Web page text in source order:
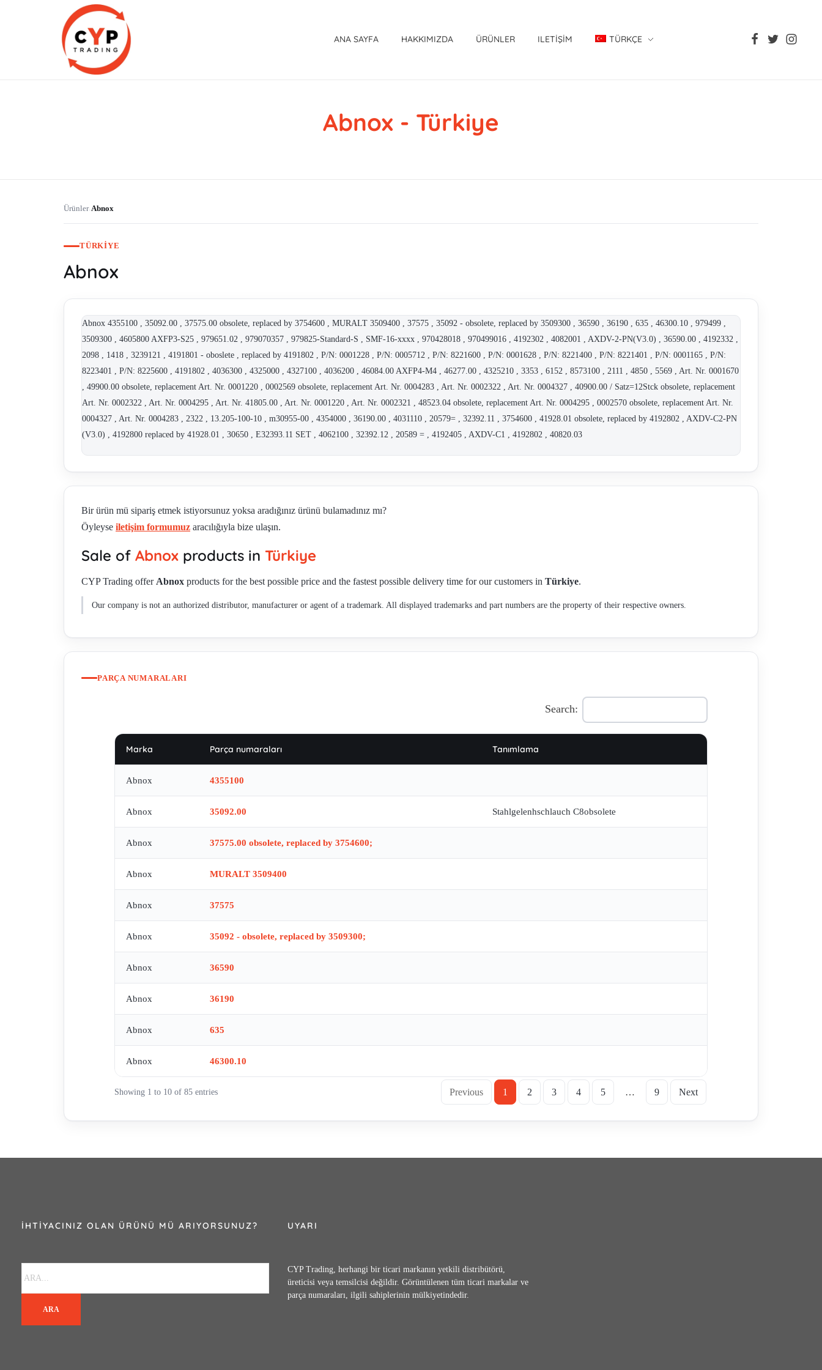
ANA SAYFA HAKKIMIZDA ÜRÜNLER ILETIŞIM TÜRKÇE
Abnox - Türkiye
Ürünler›Abnox
TÜRKIYE
Abnox
Abnox 4355100 , 35092.00 , 37575.00 obsolete, replaced by 3754600 , MURALT 3509400 , 37575 , 35092 - obsolete, replaced by 3509300 , 36590 , 36190 , 635 , 46300.10 , 979499 ,
3509300 , 4605800 AXFP3-S25 , 979651.02 , 979070357 , 979825-Standard-S , SMF-16-xxxx , 970428018 , 970499016 , 4192302 , 4082001 , AXDV-2-PN(V3.0) , 36590.00 , 4192332 ,
2098 , 1418 , 3239121 , 4191801 - oboslete , replaced by 4191802 , P/N: 0001228 , P/N: 0005712 , P/N: 8221600 , P/N: 0001628 , P/N: 8221400 , P/N: 8221401 , P/N: 0001165 , P/N:
8223401 , P/N: 8225600 , 4191802 , 4036300 , 4325000 , 4327100 , 4036200 , 46084.00 AXFP4-M4 , 46277.00 , 4325210 , 3353 , 6152 , 8573100 , 2111 , 4850 , 5569 , Art. Nr. 0001670
, 49900.00 obsolete, replacement Art. Nr. 0001220 , 0002569 obsolete, replacement Art. Nr. 0004283 , Art. Nr. 0002322 , Art. Nr. 0004327 , 40900.00 / Satz=12Stck obsolete, replacement
Art. Nr. 0002322 , Art. Nr. 0004295 , Art. Nr. 41805.00 , Art. Nr. 0001220 , Art. Nr. 0002321 , 48523.04 obsolete, replacement Art. Nr. 0004295 , 0002570 obsolete, replacement Art. Nr.
0004327 , Art. Nr. 0004283 , 2322 , 13.205-100-10 , m30955-00 , 4354000 , 36190.00 , 4031110 , 20579= , 32392.11 , 3754600 , 41928.01 obsolete, replaced by 4192802 , AXDV-C2-PN
(V3.0) , 4192800 replaced by 41928.01 , 30650 , E32393.11 SET , 4062100 , 32392.12 , 20589 = , 4192405 , AXDV-C1 , 4192802 , 40820.03
Bir ürün mü sipariş etmek istiyorsunuz yoksa aradığınız ürünü bulamadınız mı?
Öyleyse iletişim formumuz aracılığıyla bize ulaşın.
Sale of Abnox products in Türkiye
CYP Trading offer Abnox products for the best possible price and the fastest possible delivery time for our customers in Türkiye.
Our company is not an authorized distributor, manufacturer or agent of a trademark. All displayed trademarks and part numbers are the property of their respective owners.
PARÇA NUMARALARI
Search:
Marka Parça numaraları Tanımlama
Abnox 4355100
Abnox 35092.00 Stahlgelenhschlauch C8obsolete
Abnox 37575.00 obsolete, replaced by 3754600;
Abnox MURALT 3509400
Abnox 37575
Abnox 35092 - obsolete, replaced by 3509300;
Abnox 36590
Abnox 36190
Abnox 635
Abnox 46300.10
Showing 1 to 10 of 85 entries Previous 1 2 3 4 5 … 9 Next
İHTIYACINIZ OLAN ÜRÜNÜ MÜ ARIYORSUNUZ?
ARA
UYARI
CYP Trading, herhangi bir ticari markanın yetkili distribütörü,
üreticisi veya temsilcisi değildir. Görüntülenen tüm ticari markalar ve
parça numaraları, ilgili sahiplerinin mülkiyetindedir.